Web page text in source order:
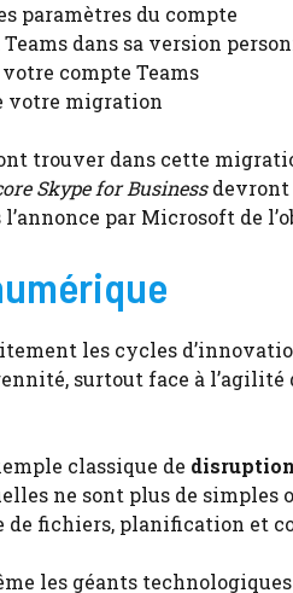
paramètres du compte
dans sa version
compte Teams
votre migration
trouver dans cette
Skype for Businessdevront
par Microsoft de
les cycles
surtout face à
classique de
ne sont plus de simples
de fichiers, planification et
les géants